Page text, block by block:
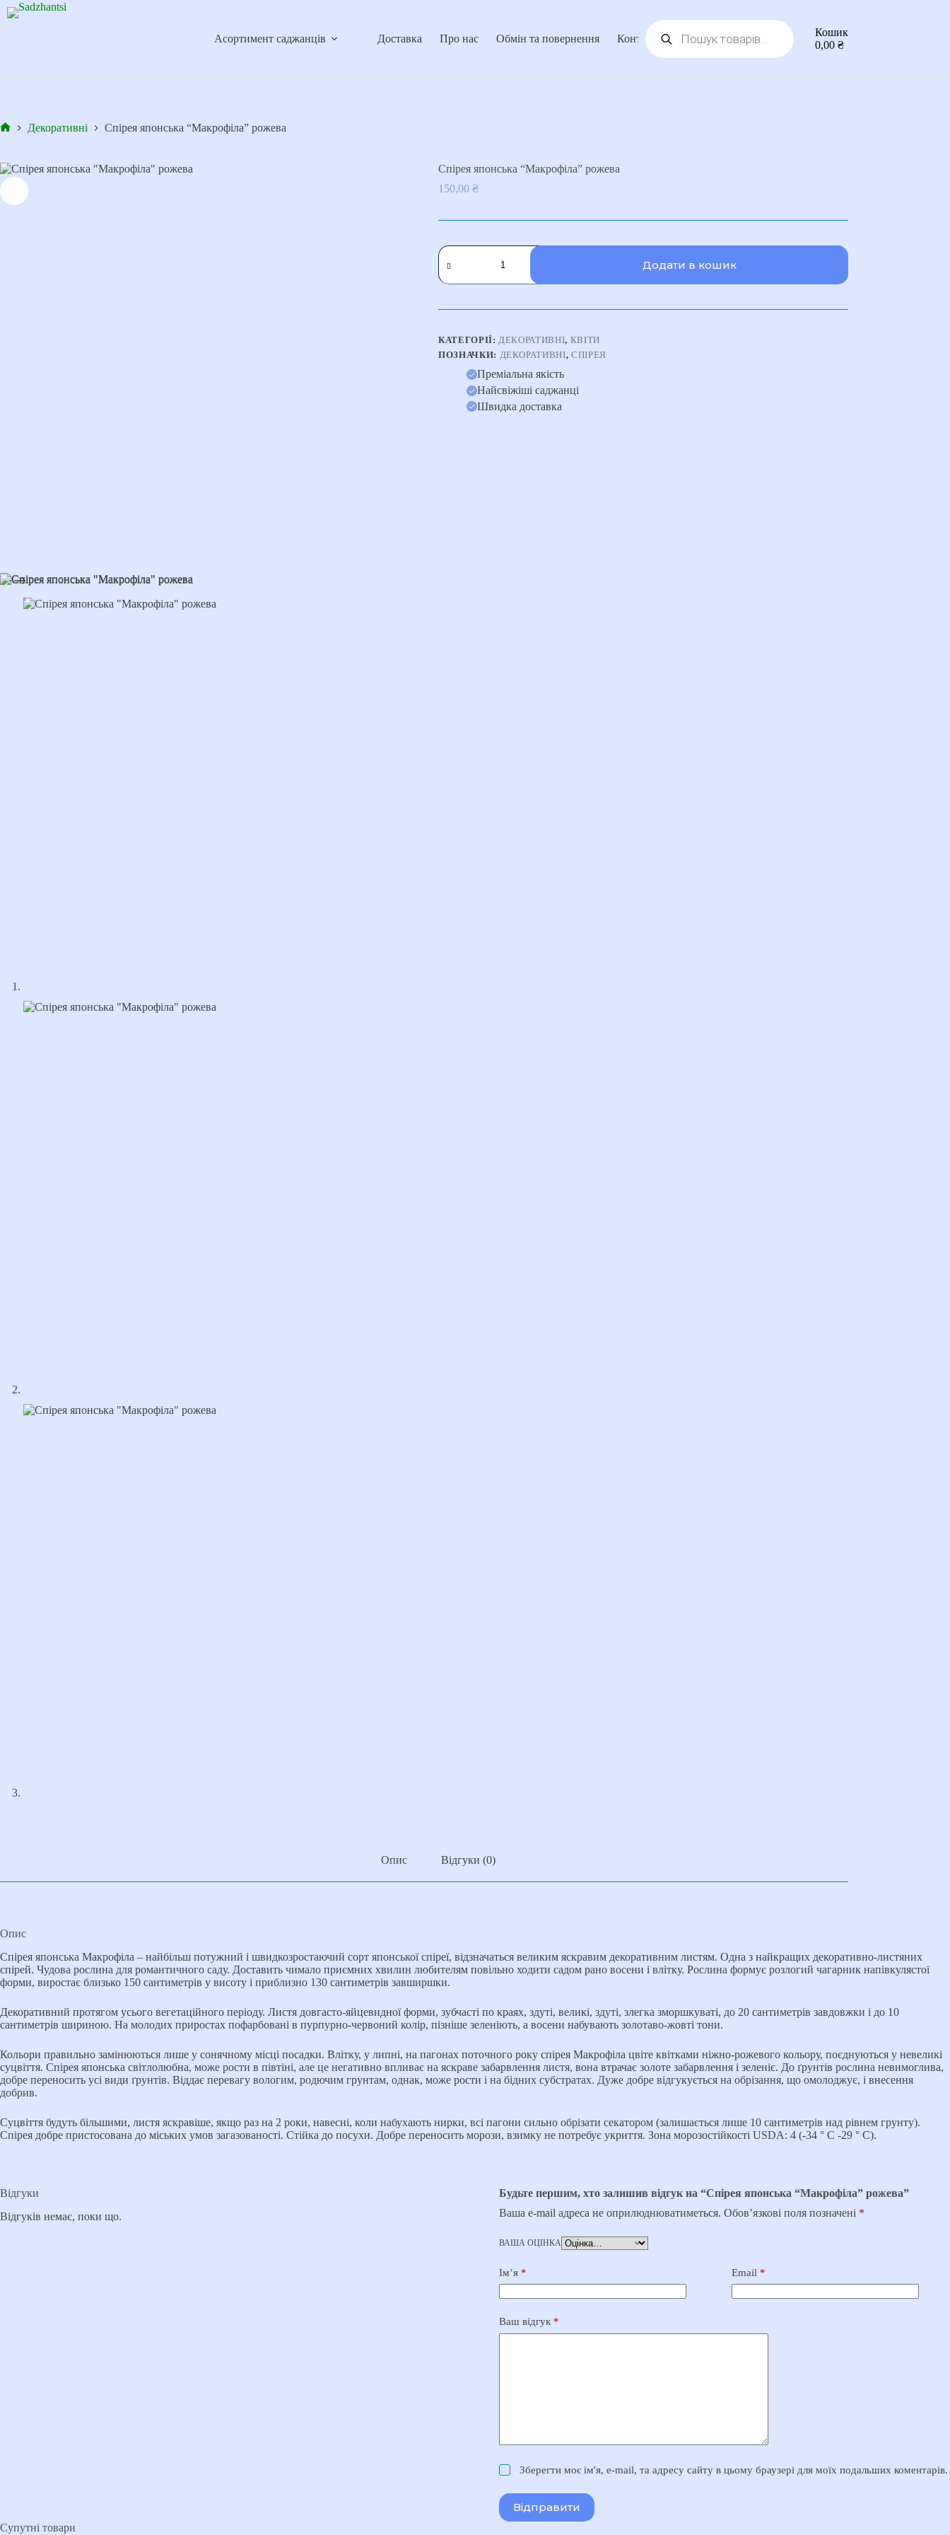
Перейти
до
Асортимент саджанців Доставка Про нас Обмін та повернення Контакти
Пошук
товарів
Кошик
0,00 ₴
Декоративні Спірея японська “Макрофіла” рожева
Спірея японська “Макрофіла” рожева
150,00 ₴
Спірея
японська
"Макрофіла"
рожева
Додати в кошик
КАТЕГОРІЇ:ДЕКОРАТИВНІ, КВІТИ
ПОЗНАЧКИ: ДЕКОРАТИВНІ, СПІРЕЯ
Преміальна якість
Найсвіжіші саджанці
Швидка доставка
Опис Відгуки (0)
Опис
Спірея японська Макрофіла – найбільш потужний і швидкозростаючий сорт японської спіреї, відзначаться великим яскравим декоративним листям. Одна з найкращих декоративно-листяних
спірей. Чудова рослина для романтичного саду. Доставить чимало приємних хвилин любителям повільно ходити садом рано восени і влітку. Рослина формує розлогий чагарник напівкулястої
форми, виростає близько 150 сантиметрів у висоту і приблизно 130 сантиметрів завширшки.
Декоративний протягом усього вегетаційного періоду. Листя довгасто-яйцевидної форми, зубчасті по краях, здуті, великі, здуті, злегка зморшкуваті, до 20 сантиметрів завдовжки і до 10
сантиметрів шириною. На молодих приростах пофарбовані в пурпурно-червоний колір, пізніше зеленіють, а восени набувають золотаво-жовті тони.
Кольори правильно замінюються лише у сонячному місці посадки. Влітку, у липні, на пагонах поточного року спірея Макрофіла цвіте квітками ніжно-рожевого кольору, поєднуються у невеликі
суцвіття. Спірея японська світлолюбна, може рости в півтіні, але це негативно впливає на яскраве забарвлення листя, вона втрачає золоте забарвлення і зеленіє. До ґрунтів рослина невимоглива,
добре переносить усі види ґрунтів. Віддає перевагу вологим, родючим грунтам, однак, може рости і на бідних субстратах. Дуже добре відгукується на обрізання, що омолоджує, і внесення
добрив.
Суцвіття будуть більшими, листя яскравіше, якщо раз на 2 роки, навесні, коли набухають нирки, всі пагони сильно обрізати секатором (залишається лише 10 сантиметрів над рівнем грунту).
Спірея добре пристосована до міських умов загазованості. Стійка до посухи. Добре переносить морози, взимку не потребує укриття. Зона морозостійкості USDA: 4 (-34 ° C -29 ° C).
Відгуки
Відгуків немає, поки що.
Будьте першим, хто залишив відгук на “Спірея японська “Макрофіла” рожева”
Ваша e-mail адреса не оприлюднюватиметься. Обов’язкові поля позначені *
ВАША ОЦІНКА
Ім’я* Email *
Ваш відгук *
Зберегти моє ім'я, e-mail, та адресу сайту в цьому браузері для моїх подальших коментарів.
Відправити
Супутні товари